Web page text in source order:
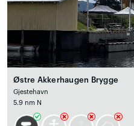
Østre Akkerhaugen Brygge
Gjestehavn
5.9 nm N